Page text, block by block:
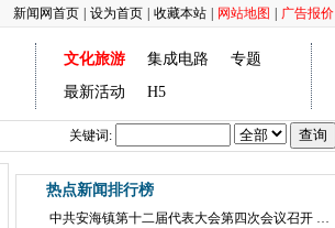
广告报价
网站地图
收藏本站
设为首页
新闻网首页
文化旅游 集成电路
专题
最新活动
H5
关键词:
热点新闻排行榜
中共安海镇第十二届代表大会第四次会议召开 奋力推进中国式现代化安海实践